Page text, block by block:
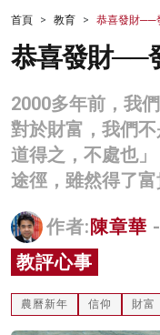
財經
生活
商業
科技
名家榜
灼見活動
關於我們
首頁 教育 恭喜發財──
恭喜發財──
2000多年前，我
對於財富，我們
道得之，不處也
途徑，雖然得了富
作者: 陳章華
教評心事
農曆新年 信仰 財富